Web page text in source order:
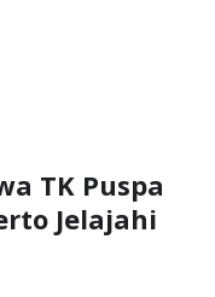
TK Puspa
Jelajahi